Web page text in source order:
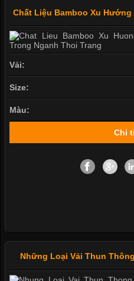
Chất Liệu Bamboo Xu
Vải:
Size:
Màu:
Chi
Những Loại Vải Thun